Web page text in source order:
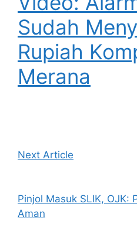
Sudah
Rupiah
Merana
Next Article
Pinjol Masuk SLIK, OJK:
Aman